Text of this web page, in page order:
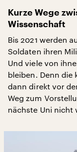
Kurze Wege
Wissenschaft
Bis 2021 werden
Soldaten ihren
Und viele von
bleiben. Denn die
dann direkt vor
Weg zum
nächste Uni nicht